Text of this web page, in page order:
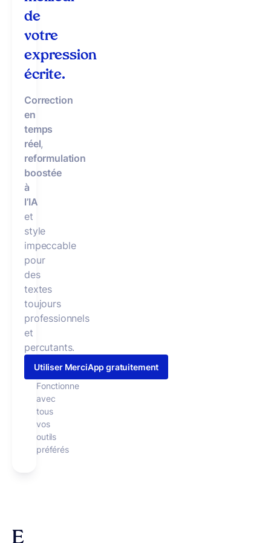
de
votre
expression
écrite.
Correction
en
temps
réel,
reformulation
boostée
à
l’IA
et
style
impeccable
pour
des
textes
toujours
professionnels
et
percutants.
Utiliser MerciApp gratuitement
Fonctionne
avec
tous
vos
outils
préférés
E